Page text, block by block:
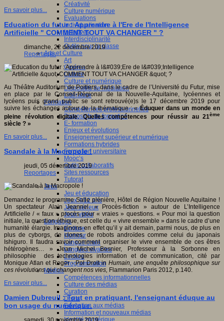
Créativité
Culture numérique
Evaluations
Individualisation
Initiatives
Interdisciplinarité
Outils pour la classe
Arts et Culture
Art
Cinéma
Culture
Culture et numérique
Dispositifs de médiation
Littérature
Formation
Compétences professionnelles
Dispositifs de formation
E- formation
Enjeux et évolutions
Enseignement supérieur et numérique
Formations hybrides
Formation universitaire
Mooc’s
Outils collaboratifs
Sites ressources
Tutorat
Jeux
Jeu et éducation
Jeux 4/12 ans
Jeux sérieux
Jeux vidéo
Langages
Ecriture
Humour
Langue orale
Langues vivantes
Lecture
Programmation
Médias
Compétences informationnelles
Culture des médias
Curation
Droits
Education aux médias
Information et nouveaux médias
Identité numérique
En savoir plus...
Education du futur : Apprendre à l'Ere de l'Intelligence
Artificielle " COMMENT TOUT VA CHANGER " ?
dimanche, 22 décembre 2019
Reportages
Au Théâtre Auditorium de Poitiers, dans le cadre de l’Université du Futur, mise
en place par le Conseil-Régional de la Nouvelle-Aquitaine, lycéennes et
lycéens puis grand public se sont retrouvé(e)s le 17 décembre 2019 pour
suivre les échanges autour de la thématique : «Éduquer dans un monde en
pleine révolution digitale.Quelles compétences pour réussir au 21ème
siècle ? »
En savoir plus...
Scandale à la Macropole !
jeudi, 05 décembre 2019
Reportages
Demandez le programme Salle plénière, Hôtel de Région Nouvelle Aquitaine !
Un spectateur Alain Jeannel. « Procès-fiction » autour de L’Intelligence
Artificielle / « faux » procès pour « vraies » questions. « Pour moi la question
initiale, la question éthique, est celle du « vivre ensemble » dans le cadre d’une
humanité élargie. Imaginons en effet qu’il y ait demain, parmi nous, de plus en
plus de cyborgs, de clones, de robots androïdes comme celui du japonais
Ishiguro. Il faudra savoir comment organiser le vivre ensemble de ces êtres
hétérogènes… » Jean Michel Besnier, Professeur à la Sorbonne en
philosophie des technologies information et de communication, cité par
Monique Atlan et Roger - Pol Droit in Humain, une enquête philosophique sur
ces révolutions qui changent nos vies, Flammarion Paris 2012, p.140.
En savoir plus...
Damien Dubreuil : Tout en pratiquant, l'enseignant éduque au
bon usage du numérique.